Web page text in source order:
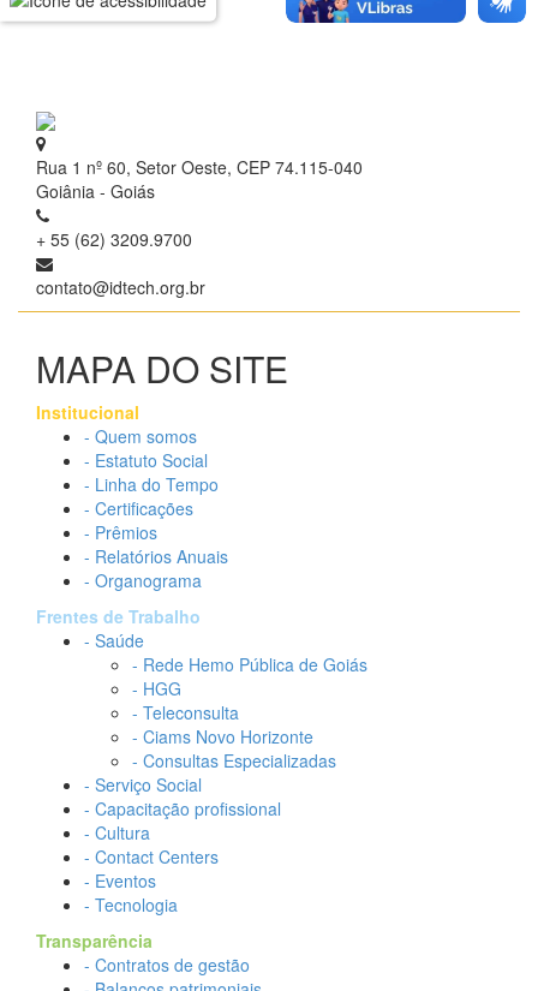
Rua 1 nº 60, Setor Oeste, CEP 74.115-040
Goiânia - Goiás
+ 55 (62) 3209.9700
contato@idtech.org.br
MAPA DO SITE
Institucional
- Quem somos
- Estatuto Social
- Linha do Tempo
- Certificações
- Prêmios
- Relatórios Anuais
- Organograma
Frentes de Trabalho
- Saúde
- Rede Hemo Pública de Goiás
- HGG
- Teleconsulta
- Ciams Novo Horizonte
- Consultas Especializadas
- Serviço Social
- Capacitação profissional
- Cultura
- Contact Centers
- Eventos
- Tecnologia
Transparência
- Contratos de gestão